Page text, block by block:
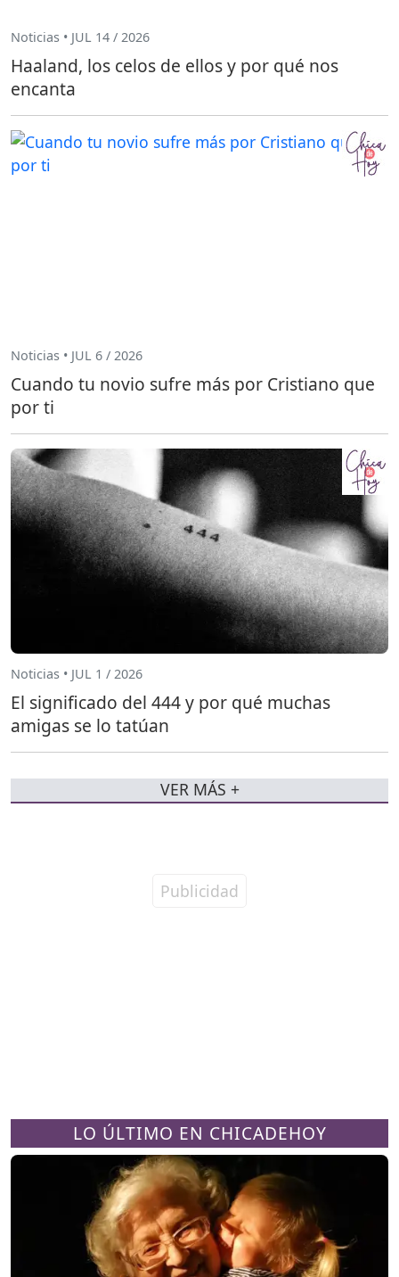
LO ÚLTIMO EN CHICADEHOY
Noticias • JUL 14 / 2026
Haaland, los celos de ellos y por qué nos
encanta
Noticias • JUL 6 / 2026
Cuando tu novio sufre más por Cristiano que
por ti
Noticias • JUL 1 / 2026
El significado del 444 y por qué muchas
amigas se lo tatúan
VER MÁS +